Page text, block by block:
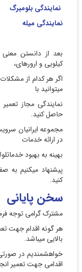
نمایندگی بلومبرگ
نمایندگی میله
کیلویی و ارورهای،
اگر هر کدام از
میتوانید با
نمایندگی مجاز
حاصل کنید.
مجموعه ایرانیان
در ارائه خدمات
بهینه به بهبود
پیشنهاد میکنیم به
کنید.
سخن پایانی
مشترک گرامی توجه
هر گونه اقدام جهت
بالایی میباشد.
خواهشمندیم در
اقدامی جهت تعمیر